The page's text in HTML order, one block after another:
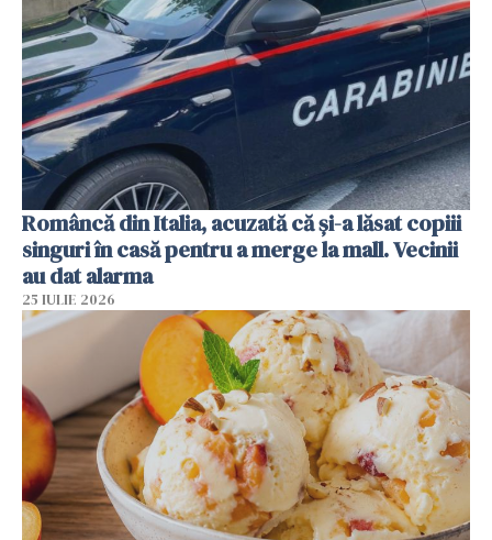
Româncă din Italia, acuzată că și-a lăsat copiii
singuri în casă pentru a merge la mall. Vecinii
au dat alarma
25 IULIE 2026